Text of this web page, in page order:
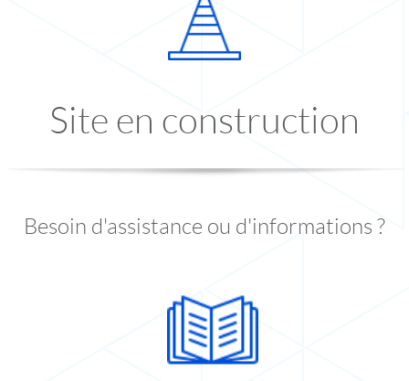
Site en construction
Besoin d'assistance ou d'informations ?